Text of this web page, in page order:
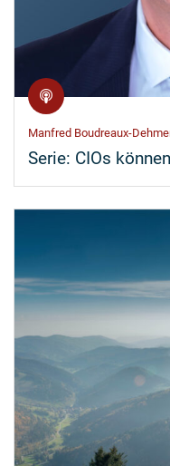
Manfred Boudreaux-
Serie: CIOs